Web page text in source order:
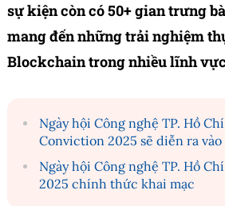
sự kiện còn có 50+ gian trưng
mang đến những trải nghiệm
Blockchain trong nhiều lĩnh
Ngày hội Công nghệ TP. Hồ
Conviction 2025 sẽ diễn ra
Ngày hội Công nghệ TP. Hồ
2025 chính thức khai mạc